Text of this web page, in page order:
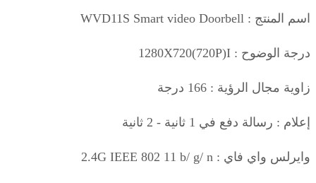
اسم المنتج : WVD11S Smart video Doorbell
درجة الوضوح : 1280X720(720P)I
زاوية مجال الرؤية : 166 درجة
إعلام : رسالة دفع في 1 ثانية - 2 ثانية
وايرلس واي فاي : 2.4G IEEE 802 11 b/ g/ n